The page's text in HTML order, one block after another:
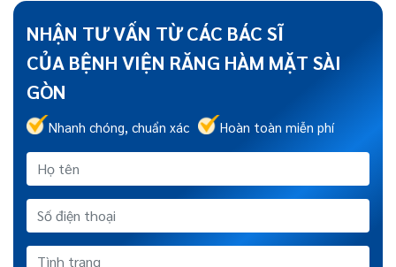
NHẬN TƯ VẤN TỪ CÁC BÁC SĨ
CỦA BỆNH VIỆN RĂNG HÀM MẶT SÀI
GÒN
Nhanh chóng, chuẩn xác Hoàn toàn miễn phí